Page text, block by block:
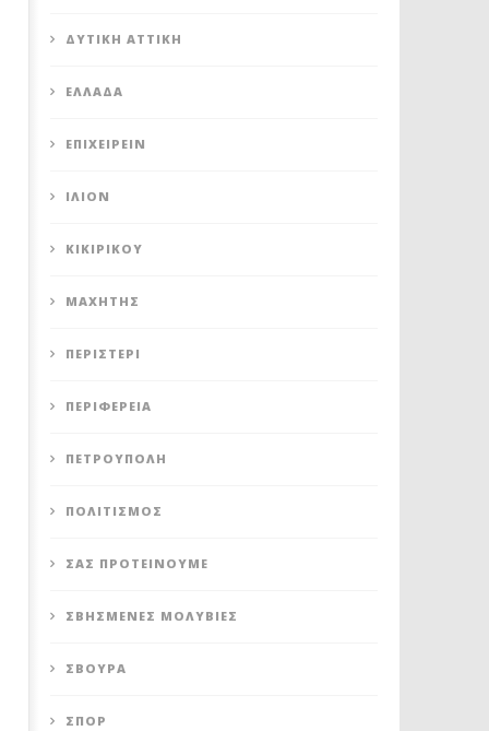
ΔΥΤΙΚΉ ΑΤΤΙΚΉ
ΕΛΛΆΔΑ
ΕΠΙΧΕΙΡΕΊΝ
ΊΛΙΟΝ
ΚΙΚΙΡΙΚΟΥ
ΜΑΧΗΤΗΣ
ΠΕΡΙΣΤΈΡΙ
ΠΕΡΙΦΈΡΕΙΑ
ΠΕΤΡΟΎΠΟΛΗ
ΠΟΛΙΤΙΣΜΌΣ
ΣΑΣ ΠΡΟΤΕΊΝΟΥΜΕ
ΣΒΗΣΜΈΝΕΣ ΜΟΛΥΒΙΈΣ
ΣΒΟΎΡΑ
ΣΠΟΡ